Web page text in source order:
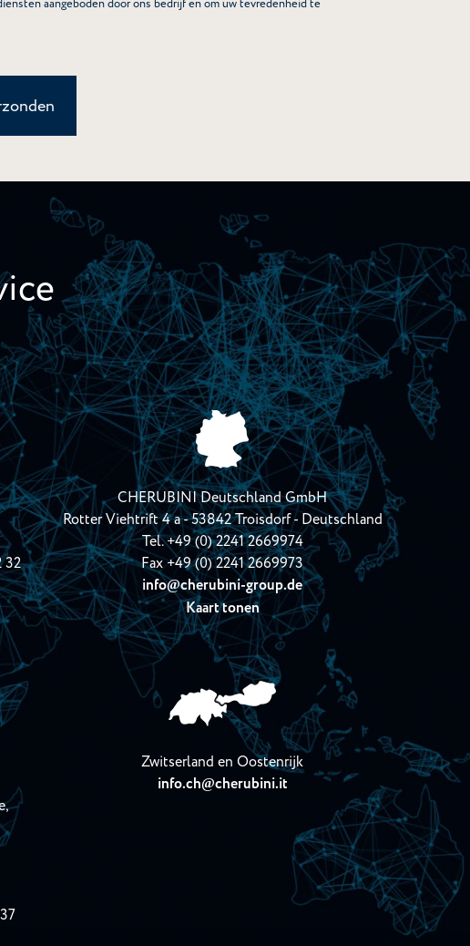
aangeboden door ons bedrijf en om uw tevredenheid te
32
CHERUBINI Deutschland GmbH
Rotter Viehtrift 4 a - 53842 Troisdorf - Deutschland
Tel.+49 (0) 2241 2669974
Fax +49 (0) 2241 2669973
info@cherubini-group.de
Kaart tonen
Zwitserland en Oostenrijk
info.ch@cherubini.it